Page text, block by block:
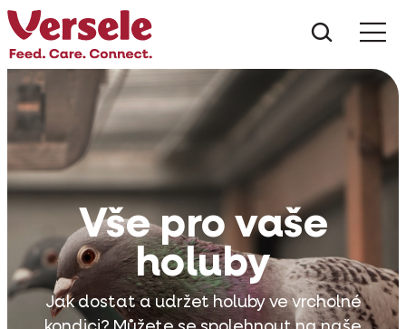
Vše pro vaše
holuby
Jak dostat a udržet holuby ve vrcholné